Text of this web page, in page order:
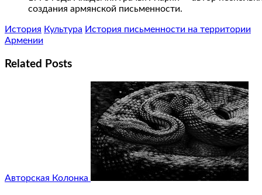
создания армянской письменности.
История Культура История письменности на территории
Армении
Related Posts
Авторская Колонка